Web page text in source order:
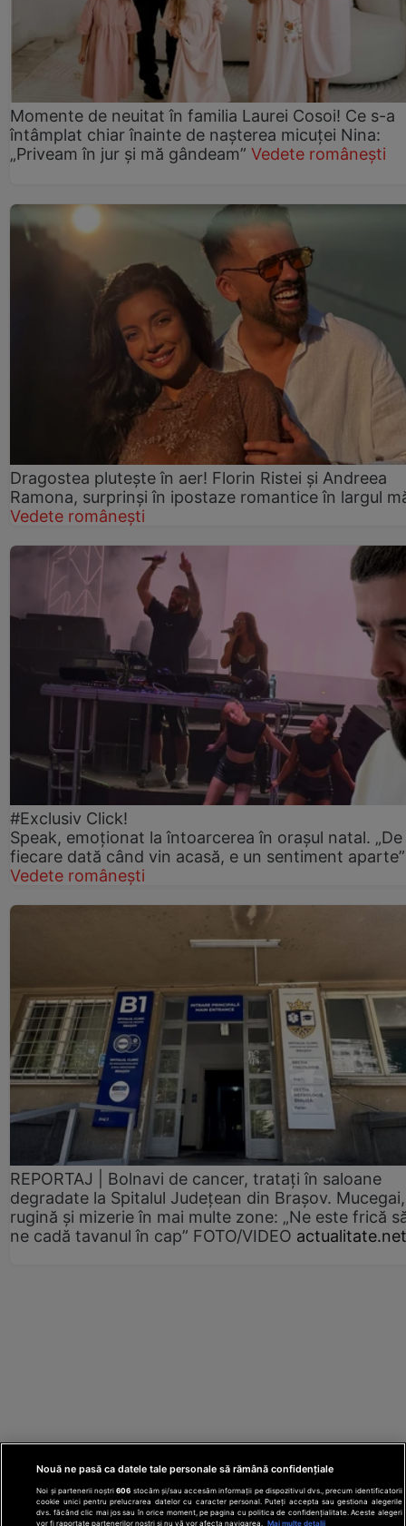
Momente de neuitat în familia Laurei Cosoi! Ce s-a
întâmplat chiar înainte de nașterea micuței Nina:
„Priveam în jur și mă gândeam” Vedete românești
Dragostea plutește în aer! Florin Ristei și Andreea
Ramona, surprinși în ipostaze romantice în largul
Vedete românești
#Exclusiv Click!
Speak, emoționat la întoarcerea în orașul natal. „De
fiecare dată când vin acasă, e un sentiment aparte”
Vedete românești
REPORTAJ | Bolnavi de cancer, tratați în saloane
degradate la Spitalul Județean din Brașov. Mucegai,
rugină și mizerie în mai multe zone: „Ne este frică
ne cadă tavanul în cap” FOTO/VIDEO actualitate.net
Nouă ne pasă ca datele tale personale să rămână confidențiale
Noi și partenerii noștri606 stocăm și/sau accesăm informații pe dispozitivul dvs., precum identificatorii
cookie unici pentru prelucrarea datelor cu caracter personal. Puteți accepta sau gestiona alegerile
dvs. făcând clic mai jos sau în orice moment, pe pagina cu politica de confidențialitate. Aceste alegeri
vor fi raportate partenerilor noștri și nu vă vor afecta navigarea.
Mai multe detalii